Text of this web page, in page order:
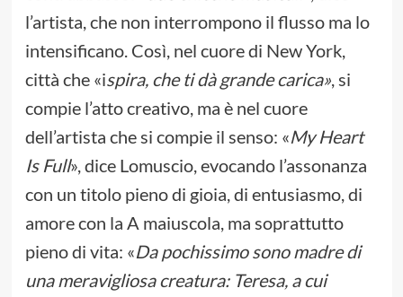
l’artista, che non interrompono il flusso ma lo
intensificano. Così, nel cuore di New York,
città che «ispira, che ti dà grande carica», si
compie l’atto creativo, ma è nel cuore
dell’artista che si compie il senso: «My Heart
Is Full», dice Lomuscio, evocando l’assonanza
con un titolo pieno di gioia, di entusiasmo, di
amore con la A maiuscola, ma soprattutto
pieno di vita: «Da pochissimo sono madre di
una meravigliosa creatura: Teresa, a cui